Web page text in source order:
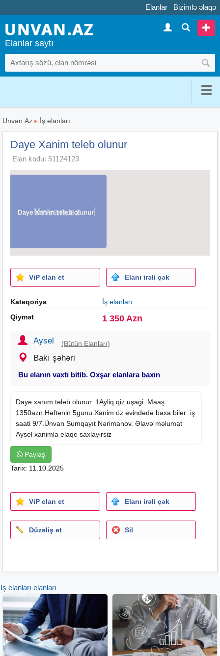
Elanlar Bizimlə əlaqə
Elanlar saytı
Unvan.Az ▸ İş elanları
Daye Xanim teleb olunur
Elan kodu: 51124123
ViP elan et Elanı irəli çək
Kateqoriya
İş elanları
Qiymət
1 350 Azn
Aysel (Bütün Elanları)
Bakı şəhəri
Bu elanın vaxtı bitib. Oxşar elanlara baxın
Daye xanım tələb olunur. 1Ayliq qiz uşagi. Maaş
1350azn.Həftənin 5gunu.Xanim öz evindədə baxa biler .iş
saati 9/7.Ünvan Sumqayıt Nərimanov. Əlavə məlumat
Aysel xanimla elaqe saxlayirsiz
Paylaş
Tarix: 11.10.2025
ViP elan et Elanı irəli çək
Düzəliş et Sil
İş elanları elanları